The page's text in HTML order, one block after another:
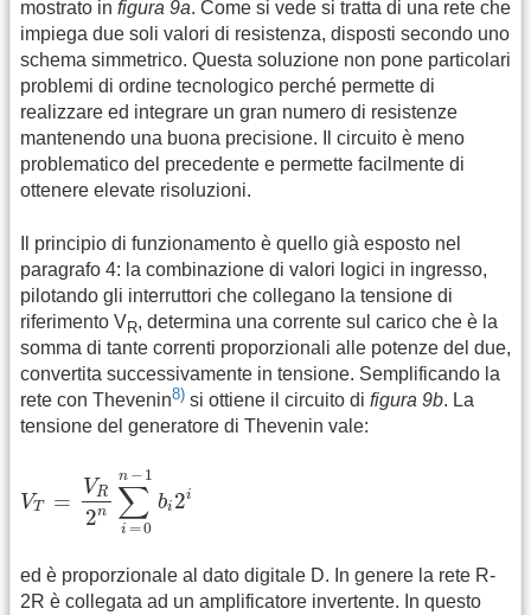
mostrato in figura 9a. Come si vede si tratta di una rete che
impiega due soli valori di resistenza, disposti secondo uno
schema simmetrico. Questa soluzione non pone particolari
problemi di ordine tecnologico perché permette di
realizzare ed integrare un gran numero di resistenze
mantenendo una buona precisione. Il circuito è meno
problematico del precedente e permette facilmente di
ottenere elevate risoluzioni.
Il principio di funzionamento è quello già esposto nel
paragrafo 4: la combinazione di valori logici in ingresso,
pilotando gli interruttori che collegano la tensione di
riferimento VR, determina una corrente sul carico che è la
somma di tante correnti proporzionali alle potenze del due,
convertita successivamente in tensione. Semplificando la
rete con Thevenin8) si ottiene il circuito di figura 9b. La
tensione del generatore di Thevenin vale:
VT =
VR
2n
n −1
∑
i =0
bi 2i
n∑ =
ed è proporzionale al dato digitale D. In genere la rete R-
2R è collegata ad un amplificatore invertente. In questo